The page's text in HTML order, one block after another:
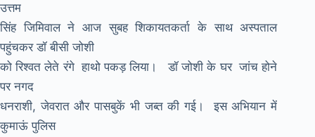
उत्तम
सिंह जिमिवाल ने आज सुबह शिकायतकर्ता के साथ अस्पताल
पहुंचकर डॉ बीसी जोशी
को रिश्वत लेते रंगे हाथो पकड़ लिया। डॉ जोशी के घर जांच होने
पर नगद
धनराशी, जेवरात और पासबुकें भी जब्त की गई। इस अभियान में
कुमाऊं पुलिस